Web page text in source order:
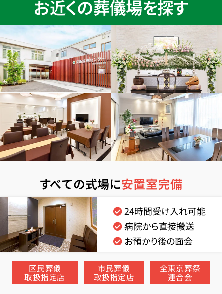
お近くの葬儀場を探す
すべての式場に安置室完備
24時間受け入れ可能
病院から直接搬送
お預かり後の面会
区民葬儀
取扱指定店
市民葬儀
取扱指定店
全東京葬祭
連合会